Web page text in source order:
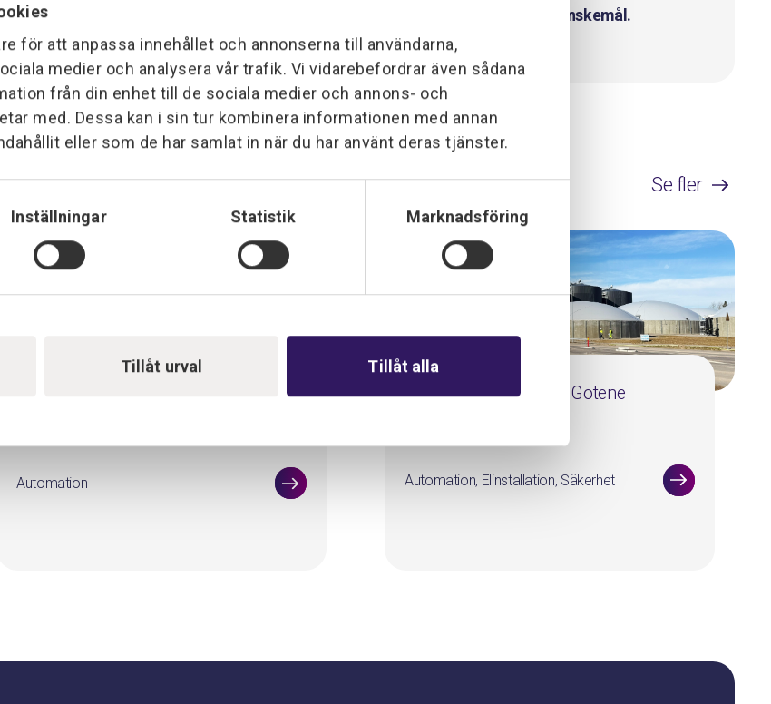
för att anpassa innehållet och annonserna till användarna,
medier och analysera vår trafik. Vi vidarebefordrar även sådana
från din enhet till de sociala medier och annons- och
med. Dessa kan i sin tur kombinera informationen med annan
eller som de har samlat in när du har använt deras tjänster.
Inställningar Statistik Marknadsföring
Tillåt urval Tillåt alla
Hör gärna av dig till oss så diskuterar vi din önskemål.
Se fler
Envac Optibag AB – Optisk
Automation
Biogasanläggningen i Götene
Automation, Elinstallation, Säkerhet